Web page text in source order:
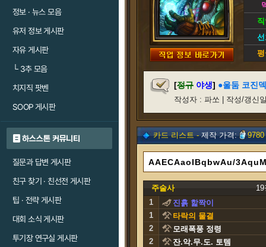
정보 · 뉴스 모음
유저 정보 게시판
자유 게시판
└3추 모음
치지직 팟벤
SOOP 게시판
하스스톤 커뮤니티
질문과 답변 게시판
친구 찾기 · 친선전 게시판
팁 · 전략 게시판
대회 소식 게시판
투기장 연구실 게시판
[정규 야생] ●울둠 코진
작성자 : 파쏘 | 작성/갱신
카드 리스트 -제작 가격: 9780
주술사
19
1
진흙 핥짝이
1
타락의 물결
2
모래폭풍 정령
2
잔.악.무.도. 토템